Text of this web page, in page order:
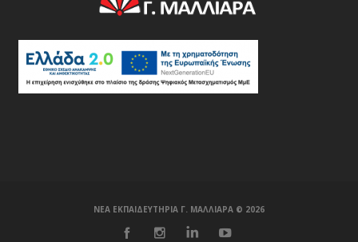
ΝΕΑ ΕΚΠΑΙΔΕΥΤΗΡΙΑ Γ. ΜΑΛΛΙΑΡΑ ©️ 2026